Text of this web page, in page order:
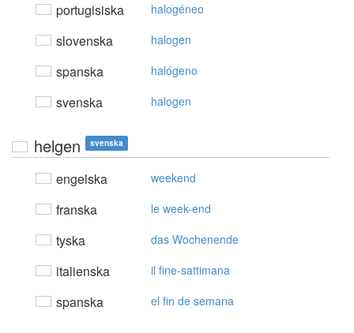
portugisiska halogéneo
slovenska halogen
spanska halógeno
svenska halogen
helgen svenska
engelska weekend
franska le week-end
tyska das Wochenende
italienska il fine-sattimana
spanska el fin de semana